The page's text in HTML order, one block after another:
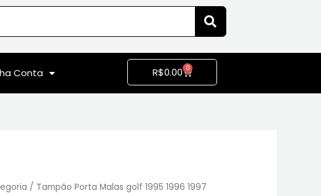
Conta R$0.00 0
/ Tampão Porta Malas golf 1995 1996 1997